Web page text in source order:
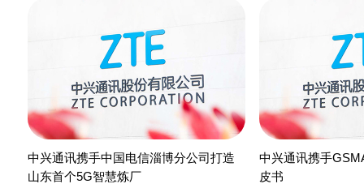
中兴通讯携手中国电信淄博分公司打造
山东首个5G智慧炼厂
中兴通讯携手
皮书